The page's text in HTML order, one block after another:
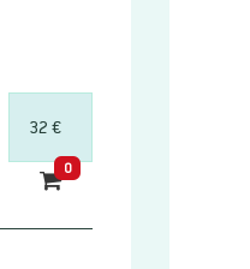
32 €
0